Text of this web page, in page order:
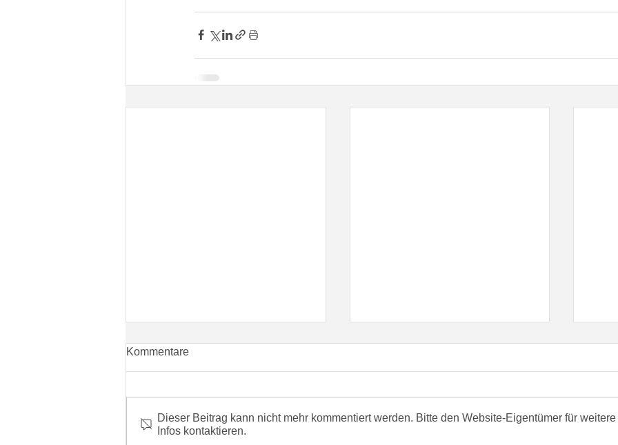
Kommentare
Dieser Beitrag kann nicht mehr kommentiert werden. Bitte den Website-Eigentümer für weitere
Infos kontaktieren.